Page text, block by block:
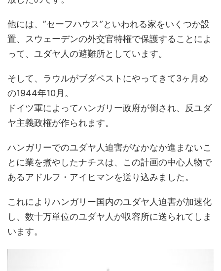
他には、”セーフハウス”といわれる家をいくつか設
置、スウェーデンの外交官特権で保護することによ
って、ユダヤ人の避難所としています。
そして、ラウルがブダペストにやってきて3ヶ月め
の1944年10月。
ドイツ軍によってハンガリー政府が倒され、反ユダ
ヤ主義政権が作られます。
ハンガリーでのユダヤ人迫害がなかなか進まないこ
とに業を煮やしたナチスは、この計画の中心人物で
あるアドルフ・アイヒマンを送り込みました。
これによりハンガリー国内のユダヤ人迫害が加速化
し、数十万単位のユダヤ人が収容所に送られてしま
います。